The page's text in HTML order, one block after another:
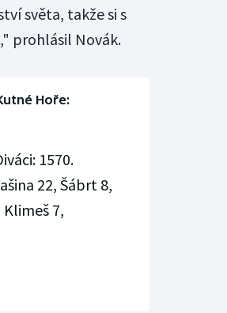
světa, takže si s
prohlásil Novák.
Hoře:
1570.
22, Šábrt 8,
7,